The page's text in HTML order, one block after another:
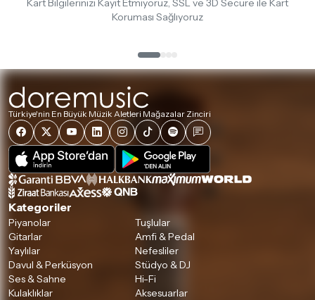
Kart Bilgilerinizi Kayıt Etmiyoruz, SSL ve 3D Secure ile Kart
Koruması Sağlıyoruz
Türkiye'nin En Büyük Müzik Aletleri Mağazalar Zinciri
Kategoriler
Piyanolar
Tuşlular
Gitarlar
Amfi & Pedal
Yaylılar
Nefesliler
Davul & Perküsyon
Stüdyo & DJ
Ses & Sahne
Hi-Fi
Kulaklıklar
Aksesuarlar